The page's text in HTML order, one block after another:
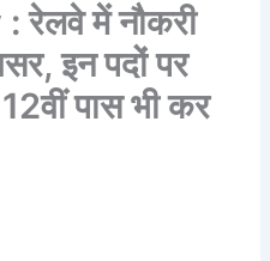
में नौकरी
इन पदों पर
पास भी कर